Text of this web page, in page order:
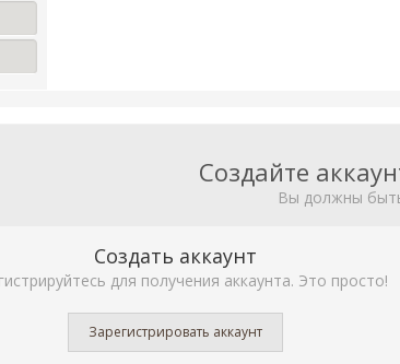
Создайте
Вы должны
Создать аккаунт
для получения аккаунта. Это просто!
Зарегистрировать аккаунт